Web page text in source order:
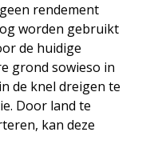
rendement
worden gebruikt
de huidige
grond sowieso in
de knel dreigen te
Door land te
kan deze